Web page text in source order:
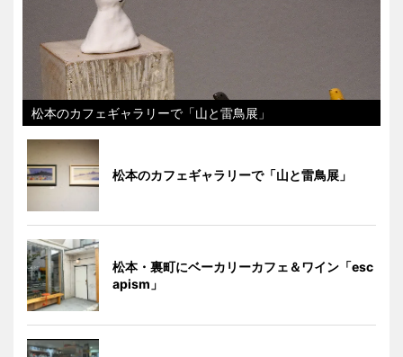
松本のカフェギャラリーで「山と雷鳥展」
松本のカフェギャラリーで「山と雷鳥展」
松本・裏町にベーカリーカフェ＆ワイン「esc
apism」